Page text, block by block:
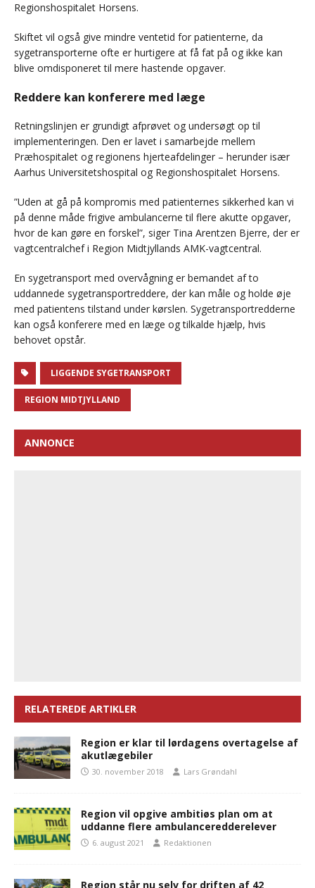
Regionshospitalet Horsens.
Skiftet vil også give mindre ventetid for patienterne, da
sygetransporterne ofte er hurtigere at få fat på og ikke kan
blive omdisponeret til mere hastende opgaver.
Reddere kan konferere med læge
Retningslinjen er grundigt afprøvet og undersøgt op til
implementeringen. Den er lavet i samarbejde mellem
Præhospitalet og regionens hjerteafdelinger – herunder især
Aarhus Universitetshospital og Regionshospitalet Horsens.
”Uden at gå på kompromis med patienternes sikkerhed kan vi
på denne måde frigive ambulancerne til flere akutte opgaver,
hvor de kan gøre en forskel”, siger Tina Arentzen Bjerre, der er
vagtcentralchef i Region Midtjyllands AMK-vagtcentral.
En sygetransport med overvågning er bemandet af to
uddannede sygetransportreddere, der kan måle og holde øje
med patientens tilstand under kørslen. Sygetransportredderne
kan også konferere med en læge og tilkalde hjælp, hvis
behovet opstår.
LIGGENDE SYGETRANSPORT
REGION MIDTJYLLAND
ANNONCE
RELATEREDE ARTIKLER
Region er klar til lørdagens overtagelse af
akutlægebiler
30. november 2018 Lars Grøndahl
Region vil opgive ambitiøs plan om at
uddanne flere ambulanceredderelever
6. august 2021 Redaktionen
Region står nu selv for driften af 42